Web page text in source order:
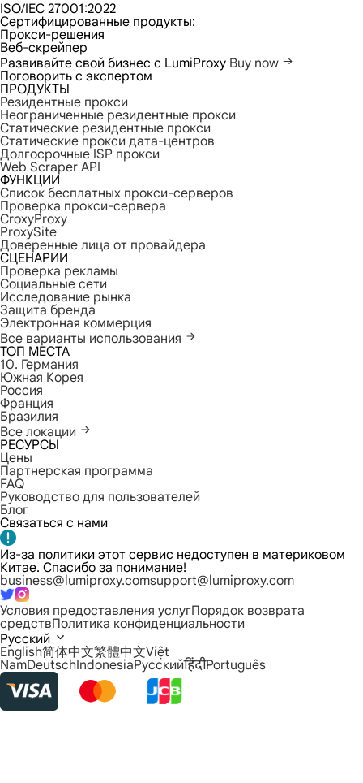
ISO/IEC 27001:2022
Сертифицированные продукты:
Прокси-решения
Веб-скрейпер
Развивайте свой бизнес с LumiProxy Buy now
Поговорить с экспертом
ПРОДУКТЫ
Резидентные прокси
Неограниченные резидентные прокси
Статические резидентные прокси
Статические прокси дата-центров
Долгосрочные ISP прокси
Web Scraper API
ФУНКЦИИ
Список бесплатных прокси-серверов
Проверка прокси-сервера
CroxyProxy
ProxySite
Доверенные лица от провайдера
СЦЕНАРИИ
Проверка рекламы
Социальные сети
Исследование рынка
Защита бренда
Электронная коммерция
Все варианты использования
ТОП МЕСТА
10. Германия
Южная Корея
Россия
Франция
Бразилия
Все локации
РЕСУРСЫ
Цены
Партнерская программа
FAQ
Руководство для пользователей
Блог
Связаться с нами
Из-за политики этот сервис недоступен в материковом
Китае. Спасибо за понимание!
business@lumiproxy.comsupport@lumiproxy.com
Условия предоставления услугПорядок возврата
средствПолитика конфиденциальности
Русский
English简体中文繁體中文Việt
NamDeutschIndonesiaРусскийहिंदीPortuguês